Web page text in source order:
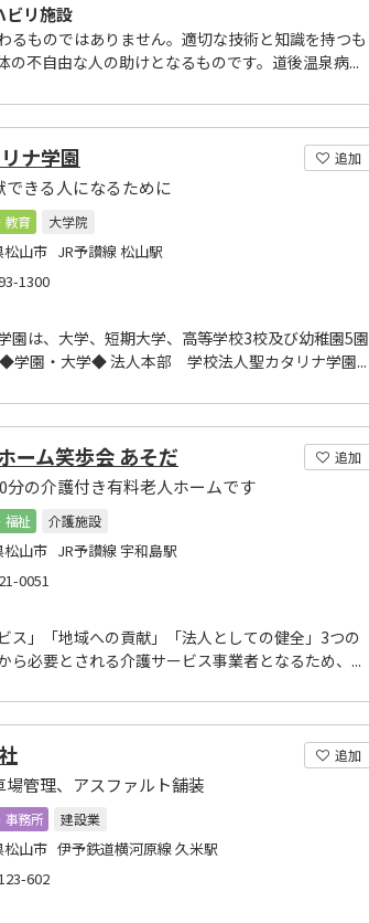
ビリ施設
るものではありません。適切な技術と知識を持つも
の不自由な人の助けとなるものです。道後温泉病...
追加
ナ学園
できる人になるために
教育
大学院
松山市 JR予讃線 松山駅
1300
園は、大学、短期大学、高等学校3校及び幼稚園5園
学園・大学◆ 法人本部 学校法人聖カタリナ学園...
追加
ーム笑歩会 あそだ
分の介護付き有料老人ホームです
福祉
介護施設
松山市 JR予讃線 宇和島駅
0051
ス」「地域への貢献」「法人としての健全」3つの
ら必要とされる介護サービス事業者となるため、...
追加
管理、アスファルト舗装
事務所
建設業
松山市 伊予鉄道横河原線 久米駅
602